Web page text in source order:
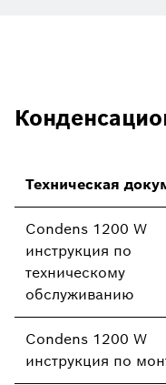
Техническая
Condens 1200 W
инструкция по
техническому
обслуживанию
Condens 1200 W
инструкция по